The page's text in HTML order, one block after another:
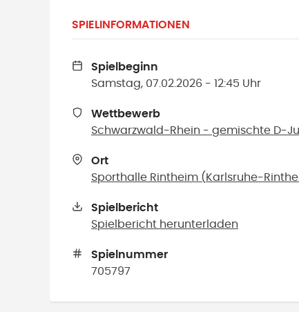
SPIELINFORMATIONEN
Spielbeginn
Samstag, 07.02.2026 - 12:45 Uhr
Wettbewerb
Schwarzwald-Rhein - gemischte D-
Ort
Sporthalle Rintheim ( Karlsruhe-
Spielbericht
Spielbericht herunterladen
Spielnummer
705797